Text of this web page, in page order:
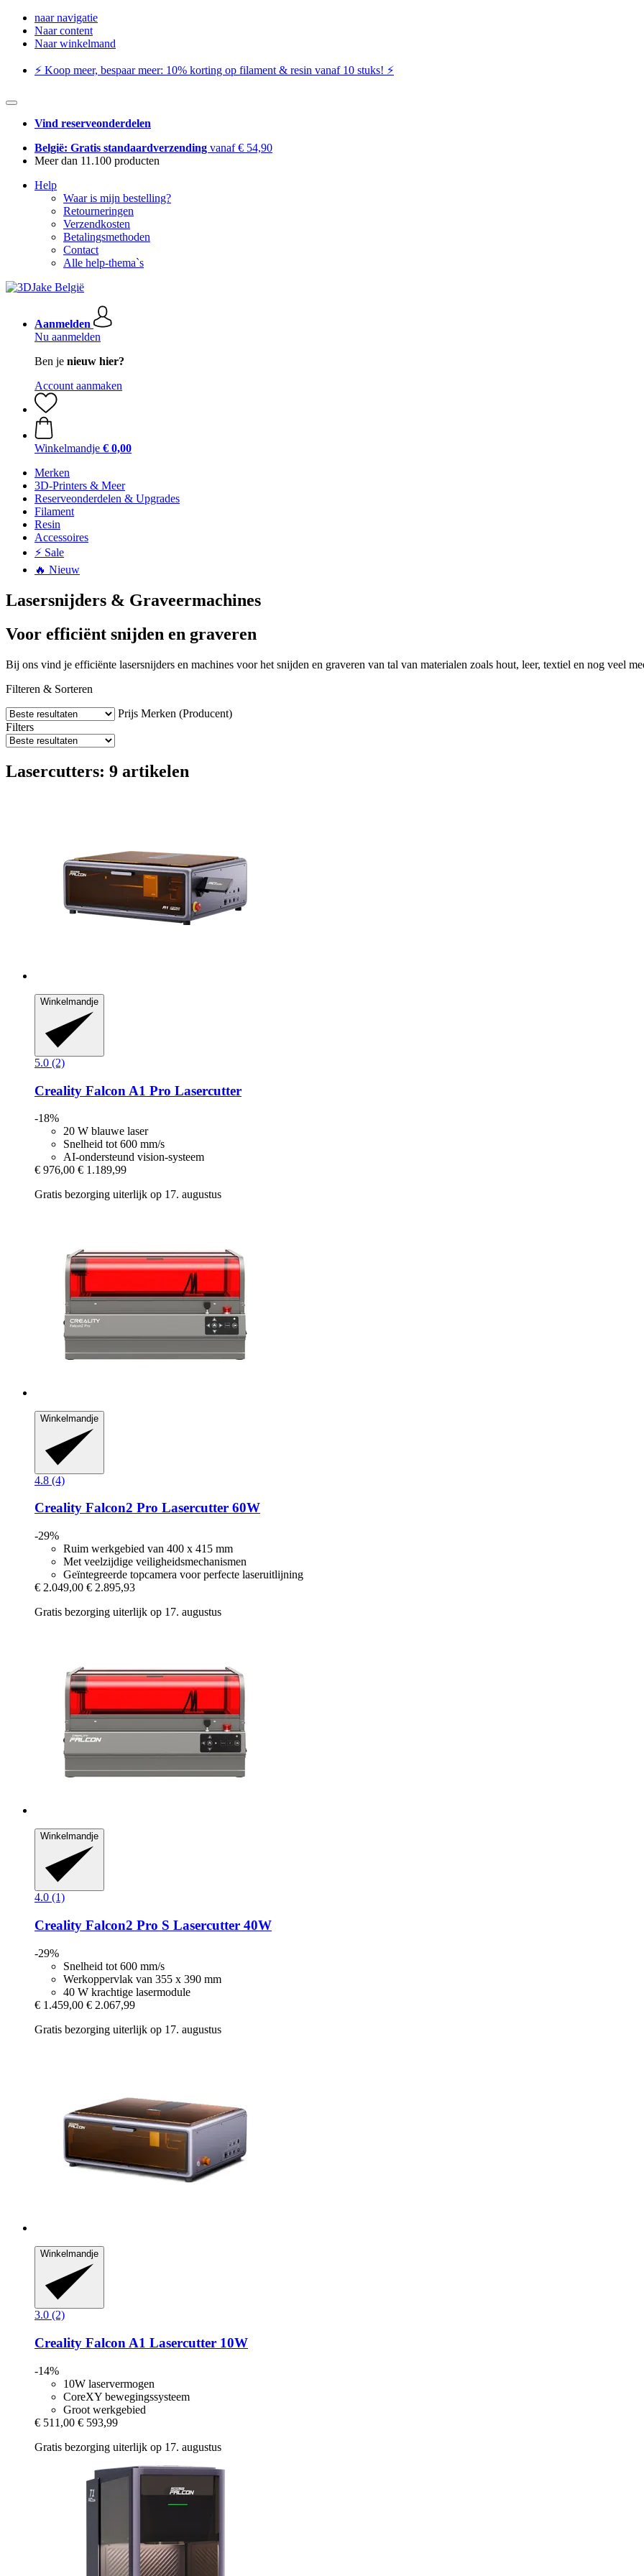
naar navigatie
Naar content
Naar winkelmand
⚡️ Koop meer, bespaar meer: ​​10% korting op filament & resin vanaf 10 stuks! ⚡️
Vind reserveonderdelen
België: Gratis standaardverzending vanaf € 54,90
Meer dan 11.100 producten
Help
Waar is mijn bestelling?
Retourneringen
Verzendkosten
Betalingsmethoden
Contact
Alle help-thema`s
Aanmelden
Nu aanmelden
Ben je nieuw hier?
Account aanmaken
Winkelmandje € 0,00
Merken
3D-Printers & Meer
Reserveonderdelen & Upgrades
Filament
Resin
Accessoires
⚡ Sale
🔥 Nieuw
Lasersnijders & Graveermachines
Voor efficiënt snijden en graveren
Bij ons vind je efficiënte lasersnijders en machines voor het snijden en graveren van tal van materialen zoals hout, leer, textiel en nog veel
Filteren & Sorteren
Prijs Merken (Producent)
Filters
Lasercutters: 9 artikelen
Winkelmandje
5.0 (2)
Creality Falcon A1 Pro Lasercutter
-18%
20 W blauwe laser
Snelheid tot 600 mm/s
AI-ondersteund vision-systeem
€ 976,00 € 1.189,99
Gratis bezorging uiterlijk op 17. augustus
Winkelmandje
4.8 (4)
Creality Falcon2 Pro Lasercutter 60W
-29%
Ruim werkgebied van 400 x 415 mm
Met veelzijdige veiligheidsmechanismen
Geïntegreerde topcamera voor perfecte laseruitlijning
€ 2.049,00 € 2.895,93
Gratis bezorging uiterlijk op 17. augustus
Winkelmandje
4.0 (1)
Creality Falcon2 Pro S Lasercutter 40W
-29%
Snelheid tot 600 mm/s
Werkoppervlak van 355 x 390 mm
40 W krachtige lasermodule
€ 1.459,00 € 2.067,99
Gratis bezorging uiterlijk op 17. augustus
Winkelmandje
3.0 (2)
Creality Falcon A1 Lasercutter 10W
-14%
10W laservermogen
CoreXY bewegingssysteem
Groot werkgebied
€ 511,00 € 593,99
Gratis bezorging uiterlijk op 17. augustus